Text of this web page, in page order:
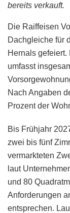
bereits verkauft.
Die Raiffeisen
Dachgleiche für
Hernals
umfasst
Nach Angaben
Prozent der
Bis Frühjahr
zwei bis fünf
vermarkteten
laut
und 80
Anforderungen
entsprechen.